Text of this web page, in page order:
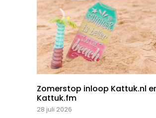
Zomerstop inloop Kattuk.nl
Kattuk.fm
28 juli 2026